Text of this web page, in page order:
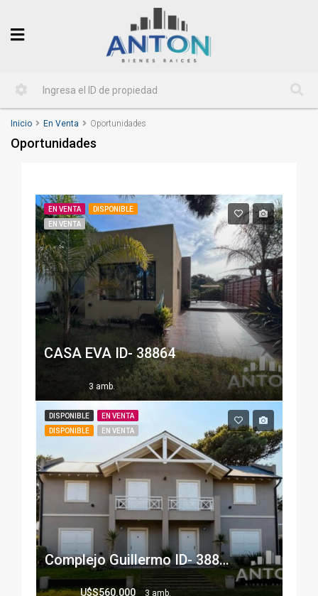
Inicio En Venta Oportunidades
Oportunidades
EN VENTA
DISPONIBLE
EN VENTA
CASA EVA ID- 38864
3 amb.
DISPONIBLE
EN VENTA
DISPONIBLE
EN VENTA
Complejo Guillermo ID- 38843 4 UNIDADES FUNCIONALES
U$S560.000 3 amb.